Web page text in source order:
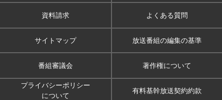
資料請求 よくある質問
サイトマップ 放送番組の編集の基準
番組審議会 著作権について
プライバシーポリシー
について
有料基幹放送契約約款